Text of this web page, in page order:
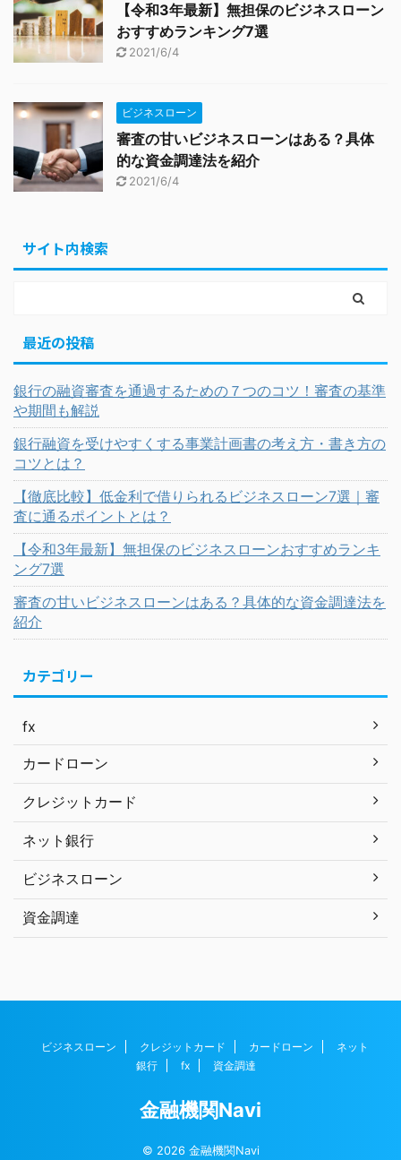
【令和3年最新】無担保のビジネスローン
おすすめランキング7選
2021/6/4
ビジネスローン
審査の甘いビジネスローンはある？具体
的な資金調達法を紹介
2021/6/4
サイト内検索
最近の投稿
銀行の融資審査を通過するための７つのコツ！審査の基準
や期間も解説
銀行融資を受けやすくする事業計画書の考え方・書き方の
コツとは？
【徹底比較】低金利で借りられるビジネスローン7選｜審
査に通るポイントとは？
【令和3年最新】無担保のビジネスローンおすすめランキ
ング7選
審査の甘いビジネスローンはある？具体的な資金調達法を
紹介
カテゴリー
fx
カードローン
クレジットカード
ネット銀行
ビジネスローン
資金調達
ビジネスローン クレジットカード カードローン
ネット
銀行
fx 資金調達
金融機関Navi
© 2026 金融機関Navi